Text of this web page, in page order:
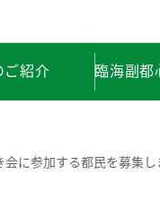
ご紹介 臨海副都
に参加する都民を募集し